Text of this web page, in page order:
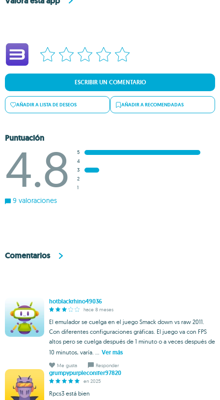
ESCRIBIR UN COMENTARIO
AÑADIR A LISTA DE DESEOS AÑADIR A RECOMENDADAS
Puntuación
4.8
5
4
3
2
1
9 valoraciones
Comentarios
hotblackrhino49036
hace 8 meses
El emulador se cuelga en el juego Smack down vs raw 2011.
Con diferentes configuraciones gráficas. El juego va con FPS
altos pero se cuelga después de 1 minuto o a veces después de
10 minutos, varía. ...
Ver más
Me gusta Responder
grumpypurpleconifer97820
en 2025
Rpcs3 está bien